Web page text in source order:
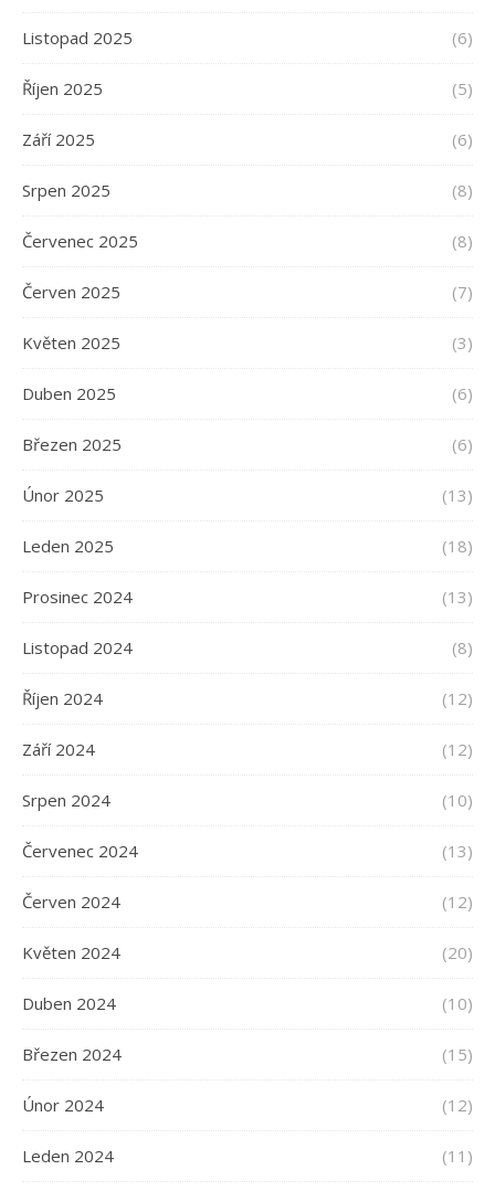
Listopad 2025 (6)
Říjen 2025 (5)
Září 2025 (6)
Srpen 2025 (8)
Červenec 2025 (8)
Červen 2025 (7)
Květen 2025 (3)
Duben 2025 (6)
Březen 2025 (6)
Únor 2025 (13)
Leden 2025 (18)
Prosinec 2024 (13)
Listopad 2024 (8)
Říjen 2024 (12)
Září 2024 (12)
Srpen 2024 (10)
Červenec 2024 (13)
Červen 2024 (12)
Květen 2024 (20)
Duben 2024 (10)
Březen 2024 (15)
Únor 2024 (12)
Leden 2024 (11)